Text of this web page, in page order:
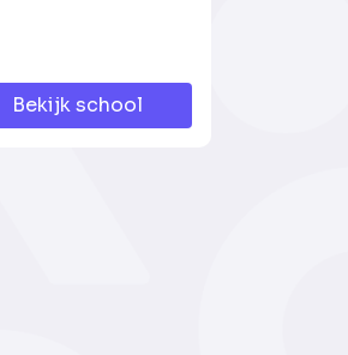
Bekijk school